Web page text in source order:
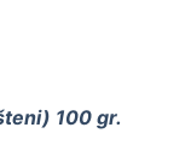
100 gr.